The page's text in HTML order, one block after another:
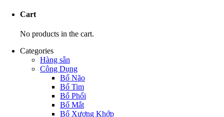
Cart
No products in the cart.
Categories
Hàng sẵn
Công Dụng
Bổ Não
Bổ Tim
Bổ Phổi
Bổ Mắt
Bổ Xương Khớp